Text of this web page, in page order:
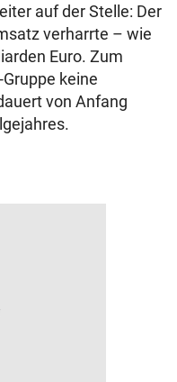
auf der Stelle: Der
verharrte – wie
Euro. Zum
keine
von Anfang